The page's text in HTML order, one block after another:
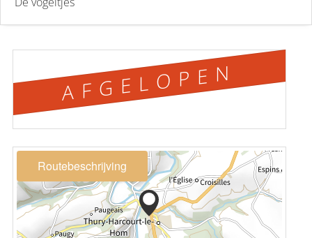
AFGELOPEN
Routebeschrijving